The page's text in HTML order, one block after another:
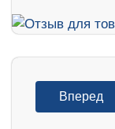
Вперед